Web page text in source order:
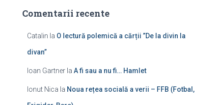
Comentarii recente
Catalin la O lectură polemică a cărții ”De la divin la
divan”
Ioan Gartner la A fi sau a nu fi… Hamlet
Ionut Nica la Noua rețea socială a verii – FFB (Fotbal,